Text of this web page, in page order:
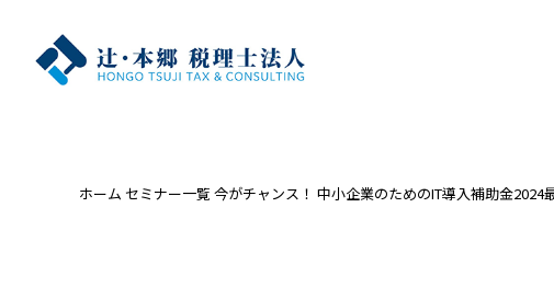
ホーム セミナー一覧 今がチャンス！ 中小企業のためのIT導入補助金2024